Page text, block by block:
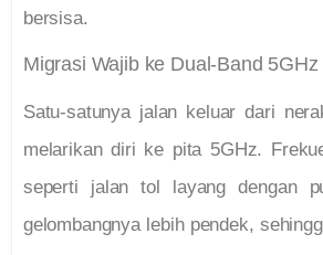
bersisa.
Migrasi Wajib ke Dual-Band 5GHz
Satu-satunya jalan keluar dari
melarikan diri ke pita 5GHz.
seperti jalan tol layang dengan
gelombangnya lebih pendek,